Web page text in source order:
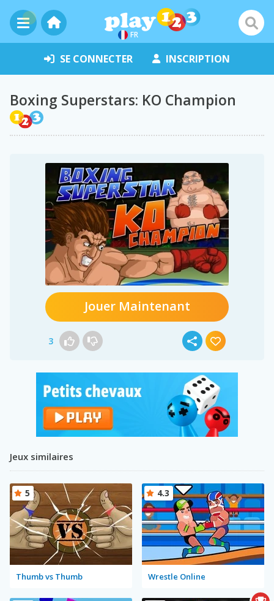
FR
SE CONNECTER INSCRIPTION
Boxing Superstars: KO Champion
Jouer Maintenant
3
Jeux similaires
Thumb vs Thumb
5
Wrestle Online
4.3